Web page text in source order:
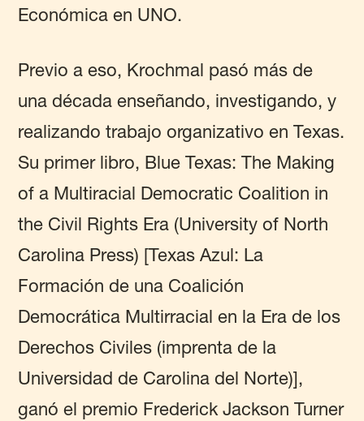
Económica en UNO.
Previo a eso, Krochmal pasó más de
una década enseñando, investigando, y
realizando trabajo organizativo en Texas.
Su primer libro, Blue Texas: The Making
of a Multiracial Democratic Coalition in
the Civil Rights Era (University of North
Carolina Press) [Texas Azul: La
Formación de una Coalición
Democrática Multirracial en la Era de los
Derechos Civiles (imprenta de la
Universidad de Carolina del Norte)],
ganó el premio Frederick Jackson Turner